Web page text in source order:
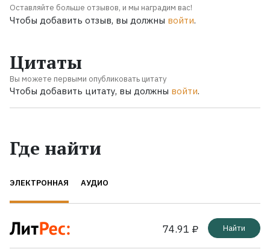
Оставляйте больше отзывов, и мы наградим вас!
Чтобы добавить отзыв, вы должны войти.
Цитаты
Вы можете первыми опубликовать цитату
Чтобы добавить цитату, вы должны войти.
Где найти
ЭЛЕКТРОННАЯ АУДИО
74.91 ₽ Найти